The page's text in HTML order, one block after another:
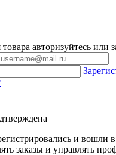
авторизуйтесь или
и вошли
заказы и управлять